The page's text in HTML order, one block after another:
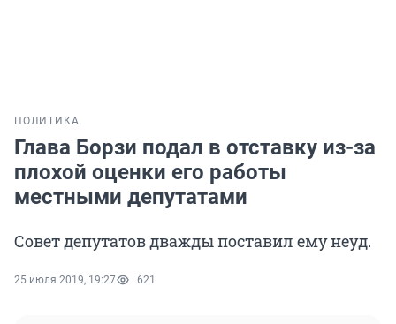
ПОЛИТИКА
Глава Борзи подал в отставку из-за
плохой оценки его работы
местными депутатами
Совет депутатов дважды поставил ему неуд.
25 июля 2019, 19:27 621